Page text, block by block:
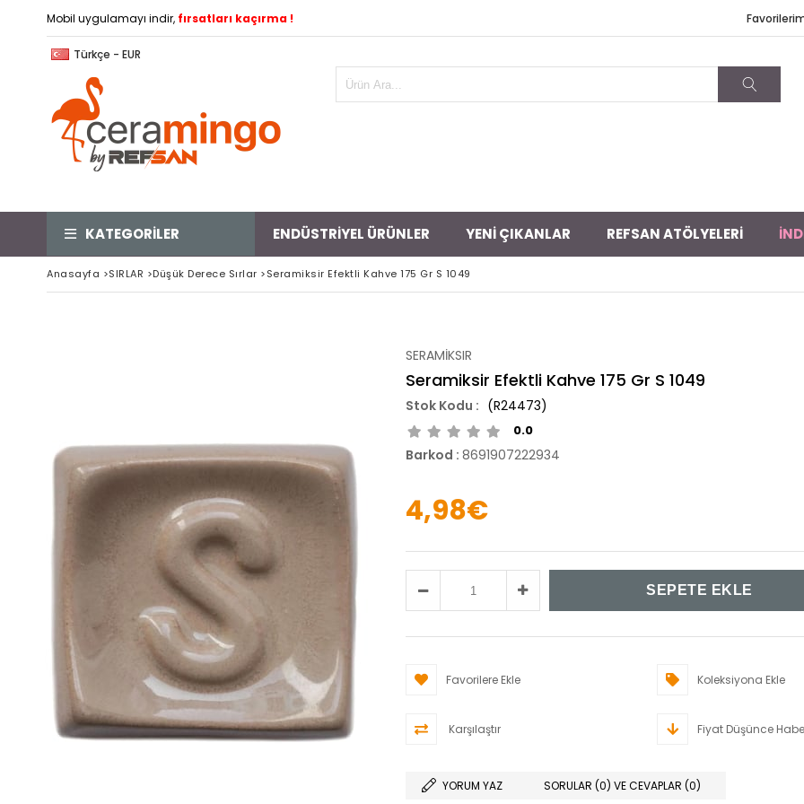
Mobil uygulamayı indir, fırsatları kaçırma !
Türkçe - EUR
KATEGORİLER ENDÜSTRİYEL ÜRÜNLER YENİ ÇIKANLAR REFSAN ATÖLYELERİ
Anasayfa >SIRLAR >Düşük Derece Sırlar >Seramiksir Efektli Kahve 175 Gr S 1049
SERAMİKSIR
Seramiksir Efektli Kahve 175 Gr S 1049
(R24473)
0.0
Barkod : 8691907222934
4,98€
Favorilere Ekle Koleksiyona Ekle
Karşılaştır Fiyat Düşünce
YORUM YAZ SORULAR (0) VE CEVAPLAR (0)